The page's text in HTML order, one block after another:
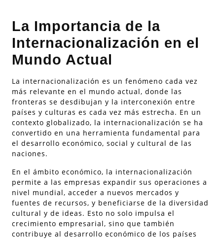
La Importancia de la
Internacionalización en el
Mundo Actual
La internacionalización es un fenómeno cada vez
más relevante en el mundo actual, donde las
fronteras se desdibujan y la interconexión entre
países y culturas es cada vez más estrecha. En un
contexto globalizado, la internacionalización se ha
convertido en una herramienta fundamental para
el desarrollo económico, social y cultural de las
naciones.
En el ámbito económico, la internacionalización
permite a las empresas expandir sus operaciones a
nivel mundial, acceder a nuevos mercados y
fuentes de recursos, y beneficiarse de la diversidad
cultural y de ideas. Esto no solo impulsa el
crecimiento empresarial, sino que también
contribuye al desarrollo económico de los países